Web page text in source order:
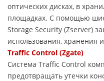
оптических дисках, в
площадках. С помощью
Storage Security (Zserver)
использования, хранения
Traffic Control (Zgate)
Система Traffic Control
предотвращать утечки